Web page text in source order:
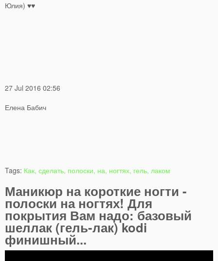
Юлия) ♥♥
27 Jul 2016 02:56
Елена Бабич
Tags: Как, сделать, полоски, на, ногтях, гель, лаком
Маникюр на короткие ногти -
полоски на ногтях! Для
покрытия Вам надо: базовый
шеллак (гель-лак) kodi
финишный...